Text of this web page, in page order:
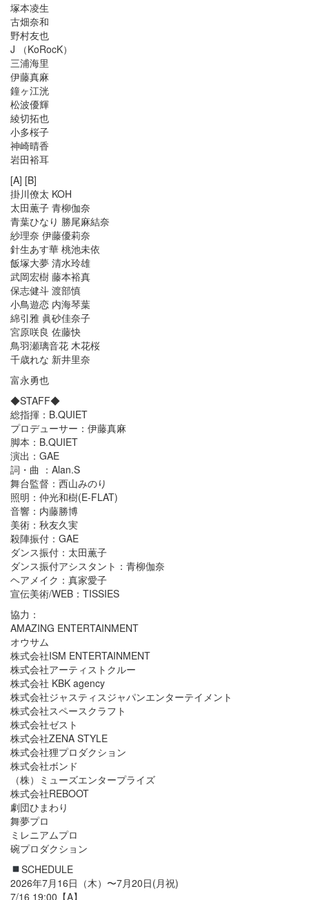
塚本凌生
古畑奈和
野村友也
J （KoRocK）
三浦海里
伊藤真麻
鐘ヶ江洸
松波優輝
綾切拓也
小多桜子
神崎晴香
岩田裕耳
[A] [B]
掛川僚太 KOH
太田薫子 青柳伽奈
青葉ひなり 勝尾麻結奈
紗理奈 伊藤優莉奈
針生あす華 桃池未依
飯塚大夢 清水玲雄
武岡宏樹 藤本裕真
保志健斗 渡部慎
小鳥遊恋 内海琴葉
綿引雅 眞砂佳奈子
宮原咲良 佐藤快
鳥羽瀬璃音花 木花桜
千歳れな 新井里奈
富永勇也
◆STAFF◆
総指揮：B.QUIET
プロデューサー：伊藤真麻
脚本：B.QUIET
演出：GAE
詞・曲 ：Alan.S
舞台監督：西山みのり
照明：仲光和樹(E-FLAT)
音響：内藤勝博
美術：秋友久実
殺陣振付：GAE
ダンス振付：太田薫子
ダンス振付アシスタント：青柳伽奈
ヘアメイク：真家愛子
宣伝美術/WEB：TISSIES
協力：
AMAZING ENTERTAINMENT
オウサム
株式会社ISM ENTERTAINMENT
株式会社アーティストクルー
株式会社 KBK agency
株式会社ジャスティスジャパンエンターテイメント
株式会社スペースクラフト
株式会社ゼスト
株式会社ZENA STYLE
株式会社狸プロダクション
株式会社ボンド
（株）ミューズエンタープライズ
株式会社REBOOT
劇団ひまわり
舞夢プロ
ミレニアムプロ
碗プロダクション
SCHEDULE
2026年7月16日（木）〜7月20日(月祝)
7/16 19:00【A】